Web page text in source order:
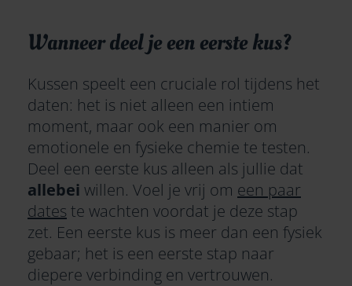
Wanneer deel je een eerste kus?
Kussen speelt een cruciale rol tijdens het
daten: het is niet alleen een intiem
moment, maar ook een manier om
emotionele en fysieke chemie te testen.
Deel een eerste kus alleen als jullie dat
allebei willen. Voel je vrij om een paar
dates te wachten voordat je deze stap
zet. Een eerste kus is meer dan een fysiek
gebaar; het is een eerste stap naar
diepere verbinding en vertrouwen.